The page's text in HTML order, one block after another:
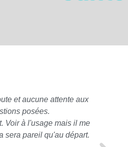
et aucune attente aux
posées.
Voir à l'usage mais il me
sera pareil qu'au départ.